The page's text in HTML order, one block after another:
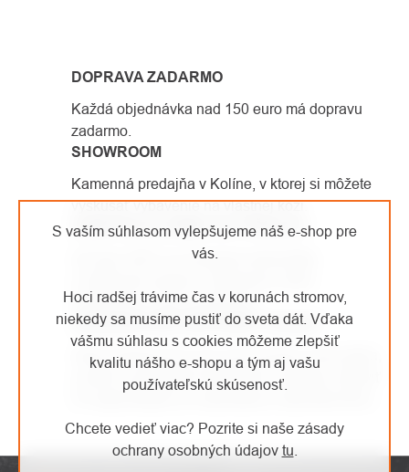
S vaším súhlasom vylepšujeme náš e-shop pre
vás.
Hoci radšej trávime čas v korunách stromov,
niekedy sa musíme pustiť do sveta dát. Vďaka
vášmu súhlasu s cookies môžeme zlepšiť
kvalitu nášho e-shopu a tým aj vašu
používateľskú skúsenosť.
Chcete vedieť viac? Pozrite si naše zásady
ochrany osobných údajov tu
VÝPISU
DOPRAVA ZADARMO
Každá objednávka nad 150 euro má dopravu
zadarmo.
SHOWROOM
Kamenná predajňa v Kolíne, v ktorej si môžete
vyskúšať vybavenie na vlastnej koži.
SAMI PRACUJEME VO VÝŠKACH
Od roku 2007 sa venujeme arboristike
predávame, sami používame.
JEDNODUCHÉ VRÁTENIE TOVARU
Vaša spokojnosť je pre nás prioritou číslo jedna,
a preto sa prípadné reklamácie snažíme vybaviť